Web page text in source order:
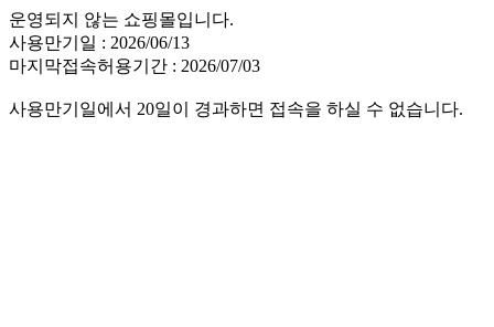
운영되지 않는 쇼핑몰입니다.
사용만기일 : 2026/06/13
마지막접속허용기간 : 2026/07/03
사용만기일에서 20일이 경과하면 접속을 하실 수 없습니다.